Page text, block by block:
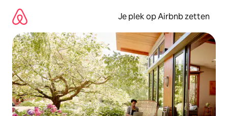
direct
naar
inhoud
Je plek op Airbnb zetten